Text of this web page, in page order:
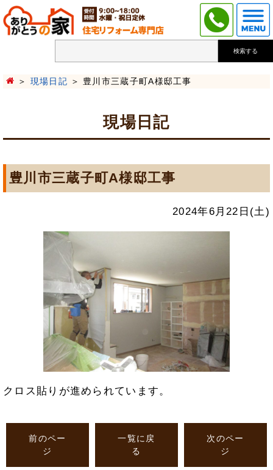
検索する
現場日記 豊川市三蔵子町A様邸工事
現場日記
豊川市三蔵子町A様邸工事
2024年6月22日(土)
クロス貼りが進められています。
前のペー
ジ
一覧に戻
る
次のペー
ジ